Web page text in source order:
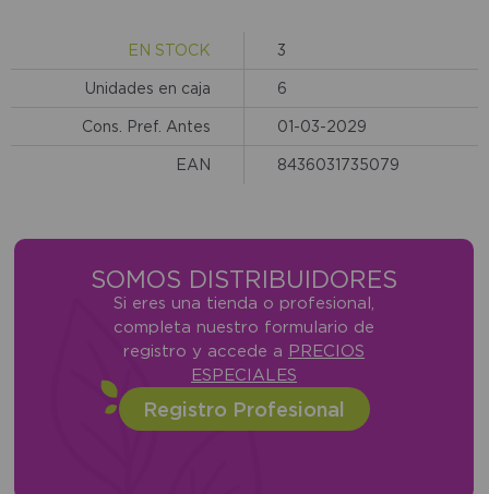
EN STOCK 3
Unidades en caja 6
Cons. Pref. Antes 01-03-2029
EAN 8436031735079
SOMOS DISTRIBUIDORES
Si eres una tienda o profesional,
completa nuestro formulario de
registro y accede a PRECIOS
ESPECIALES
Registro Profesional